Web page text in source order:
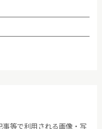
に確認、見直しを行
事等で利用される画像・写